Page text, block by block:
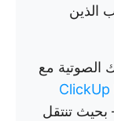
الذين
الصوتية مع
ClickUp
بحيث تنتقل